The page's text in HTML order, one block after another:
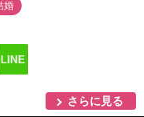
婚
さらに見る